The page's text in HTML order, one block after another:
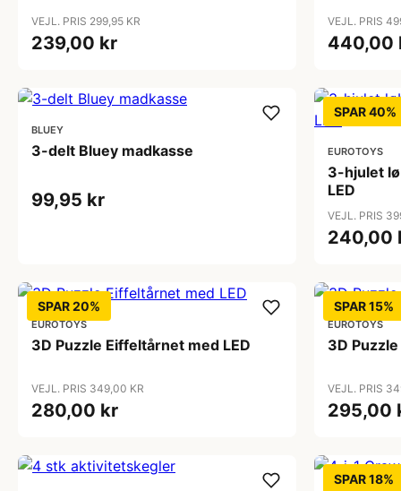
VEJL. PRIS 299,95 KR
239,00 kr
VEJL. PRIS
440,00
BLUEY
3-delt Bluey madkasse
99,95 kr
SPAR 40%
EUROTOYS
3-hjulet
LED
VEJL. PRIS
240,00
SPAR 20%
EUROTOYS
3D Puzzle Eiffeltårnet med LED
VEJL. PRIS 349,00 KR
280,00 kr
SPAR 15%
EUROTOYS
3D
VEJL. PRIS
295,00
SPAR 18%